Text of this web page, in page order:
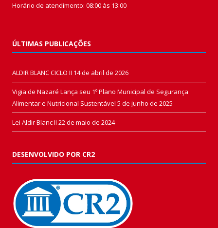
Horário de atendimento: 08:00 às 13:00
ÚLTIMAS PUBLICAÇÕES
ALDIR BLANC CICLO II 14 de abril de 2026
Vigia de Nazaré Lança seu 1º Plano Municipal de Segurança
Alimentar e Nutricional Sustentável 5 de junho de 2025
Lei Aldir Blanc II 22 de maio de 2024
DESENVOLVIDO POR CR2